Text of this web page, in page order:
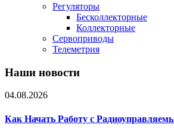
Регуляторы
Бесколлекторные
Коллекторные
Сервоприводы
Телеметрия
Наши новости
04.08.2026
Как Начать Работу с